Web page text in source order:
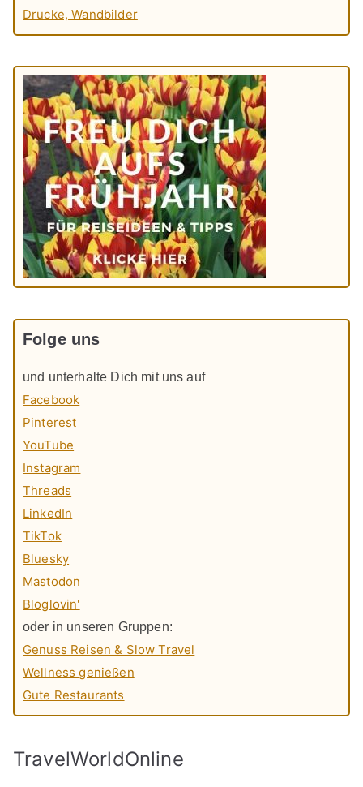
Drucke, Wandbilder
Folge uns
und unterhalte Dich mit uns auf
Facebook
Pinterest
YouTube
Instagram
Threads
LinkedIn
TikTok
Bluesky
Mastodon
Bloglovin'
oder in unseren Gruppen:
Genuss Reisen & Slow Travel
Wellness genießen
Gute Restaurants
TravelWorldOnline